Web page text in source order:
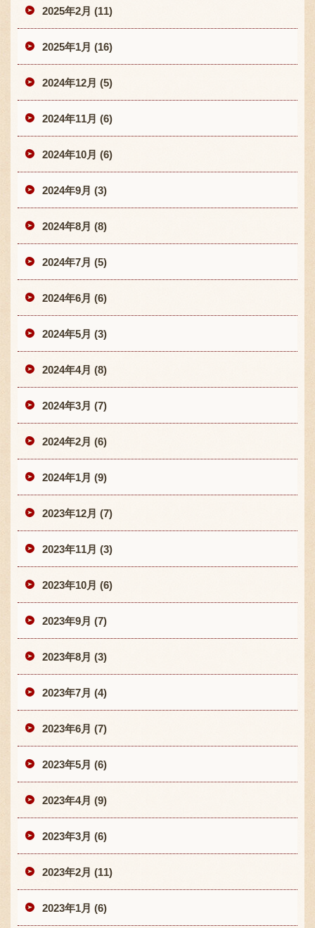
2025年2月 (11)
2025年1月 (16)
2024年12月 (5)
2024年11月 (6)
2024年10月 (6)
2024年9月 (3)
2024年8月 (8)
2024年7月 (5)
2024年6月 (6)
2024年5月 (3)
2024年4月 (8)
2024年3月 (7)
2024年2月 (6)
2024年1月 (9)
2023年12月 (7)
2023年11月 (3)
2023年10月 (6)
2023年9月 (7)
2023年8月 (3)
2023年7月 (4)
2023年6月 (7)
2023年5月 (6)
2023年4月 (9)
2023年3月 (6)
2023年2月 (11)
2023年1月 (6)